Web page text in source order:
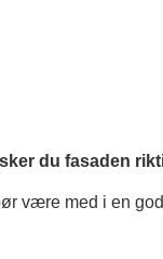
du fasaden